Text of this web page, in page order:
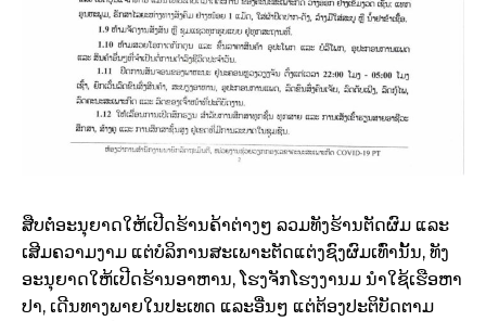
ສືບຕໍ່ອະນຸຍາດໃຫ້ເປີດຮ້ານຄ້າຕ່າງໆ ລວມທັງຮ້ານຕັດຜົມ ແລະ
ເສີມຄວາມງາມ ແຕ່ບໍລິການສະເພາະຕັດແຕ່ງຊົງຜົມເທົ່ານັ້ນ, ທັງ
ອະນຸຍາດໃຫ້ເປີດຮ້ານອາຫານ, ໂຮງຈັກໂຮງງານມ ນຳໃຊ້ເຮືອຫາ
ປາ, ເດີນທາງພາຍໃນປະເທດ ແລະອື່ນໆ ແຕ່ຕ້ອງປະຕິບັດຕາມ